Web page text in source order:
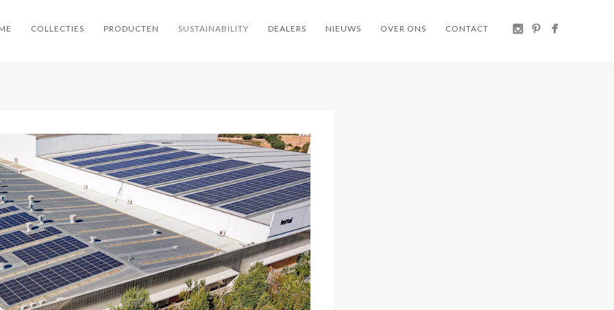
COLLECTIES PRODUCTEN SUSTAINABILITY DEALERS NIEUWS OVER ONS CONTACT